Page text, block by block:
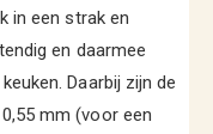
in een strak en
en daarmee
Daarbij zijn de
mm (voor een